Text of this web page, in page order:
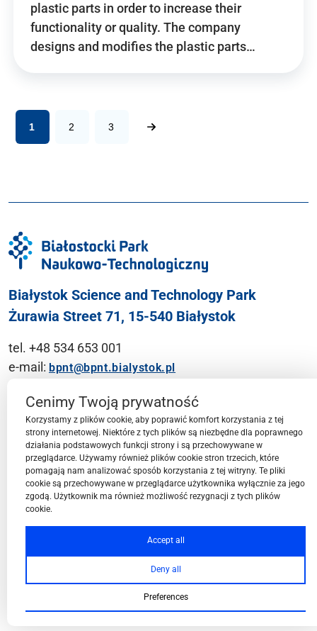
plastic parts in order to increase their
functionality or quality. The company
designs and modifies the plastic parts…
1 2 3
Białystok Science and Technology Park
Żurawia Street 71, 15-540 Białystok
tel. +48 534 653 001
e-mail: bpnt@bpnt.bialystok.pl
Contact
BPN-T Area
BPN-T Offer
Cenimy Twoją prywatność
Korzystamy z plików cookie, aby poprawić komfort korzystania z tej
strony internetowej. Niektóre z tych plików są niezbędne dla poprawnego
działania podstawowych funkcji strony i są przechowywane w
przeglądarce. Używamy również plików cookie stron trzecich, które
pomagają nam analizować sposób korzystania z tej witryny. Te pliki
cookie są przechowywane w przeglądarce użytkownika wyłącznie za jego
zgodą. Użytkownik ma również możliwość rezygnacji z tych plików
cookie.
Accept all
Deny all
Preferences